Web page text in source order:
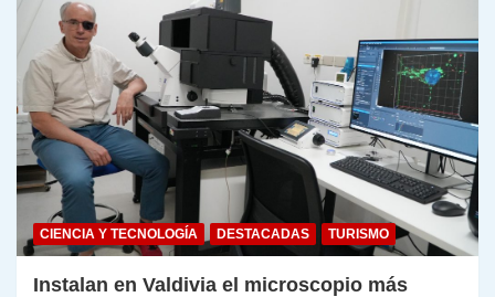
CIENCIA Y TECNOLOGÍA DESTACADAS TURISMO
Instalan en Valdivia el microscopio más